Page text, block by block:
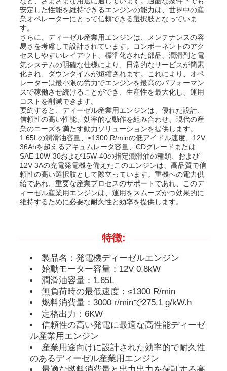
品質管理
お問い合わせ
ニュース
すべての場合
見積依頼
ディーゼル発電機セット
ガソリン発電機セット
インバーター発電機セット
ポータブル発電機セット
産業用発電機セット
デジタル発電機セット
オープンフレームジェネレーター
安定した性能を維持できるエンジンの能力は、世界中の産
業オペレーターにとって信頼できる選択肢となっていま
す。
さらに、ディーゼル産業用エンジンは、メンテナンスの容
易さを考慮して設計されています。コンポーネントのアク
セスしやすいレイアウト、標準化された部品、潤滑剤と電
気システムの明確な仕様により、日常的なサービスが簡素
化され、ダウンタイムが短縮されます。これにより、オペ
レーターは最小限の労力でエンジンを最高のパフォーマン
スで稼働させ続けることができ、生産性を最大化し、運用
コストを削減できます。
要約すると、ディーゼル産業用エンジンは、優れた設計、
信頼性の高い性能、効率的な動作を組み合わせ、現代の産
業のニーズを満たす動力ソリューションを提供します。
1.65Lの潤滑油容量、≤1300 R/minの低アイドル速度、12V
36Ahを超えるアキュムレータ容量、CDグレードまたは
SAE 10W-30および15W-40の指定潤滑油の種類、および
12V 3Aの充電発電機を備えたこのエンジンは、高品質で信
頼性の高い選択肢として際立っています。重機への電力供
給であれ、重要な産業プロセスのサポートであれ、このデ
ィーゼル産業用エンジンは、運用をスムーズかつ効果的に
維持するために必要な耐久性と効率を提供します。
特徴:
製品名：発電機ディーゼルエンジン
始動モーター容量：12V 0.8kW
潤滑油容量：1.65L
無負荷時の最低速度：≤1300 R/min
燃料消費量：3000 r/minで275.1 g/kW.h
定格出力：6KW
信頼性の高い発電に最適な高性能ディーゼ
ル産業用エンジン
産業用途向けに設計された効率的で耐久性
のあるディーゼル産業用エンジン